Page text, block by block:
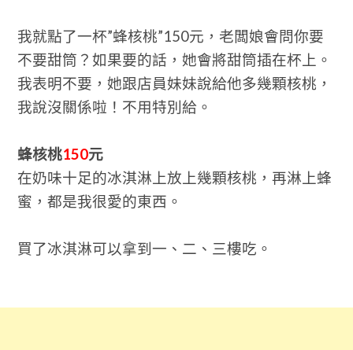
我就點了一杯”蜂核桃”150元，老闆娘會問你要
不要甜筒？如果要的話，她會將甜筒插在杯上。
我表明不要，她跟店員妹妹說給他多幾顆核桃，
我說沒關係啦！不用特別給。
蜂核桃150元
在奶味十足的冰淇淋上放上幾顆核桃，再淋上蜂
蜜，都是我很愛的東西。
買了冰淇淋可以拿到一、二、三樓吃。